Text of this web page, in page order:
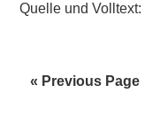
Quelle und Volltext:
« Go
Previous Page